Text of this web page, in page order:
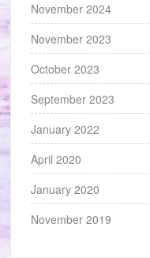
November 2024
November 2023
October 2023
September 2023
January 2022
April 2020
January 2020
November 2019